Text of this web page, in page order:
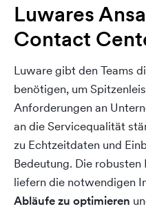
Luwares
Contact
Luware gibt den Teams
benötigen, um
Anforderungen an
an die Servicequalität
zu Echtzeitdaten und
Bedeutung. Die
liefern die notwendigen
Abläufe zu optimieren